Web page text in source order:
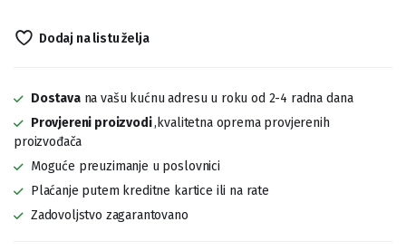
Dodaj na listu želja
Dostavana vašu kućnu adresu u roku od 2-4 radna dana
Provjereni proizvodi,kvalitetna oprema provjerenih
proizvođača
Moguće preuzimanje u poslovnici
Plaćanje putem kreditne kartice ili na rate
Zadovoljstvo zagarantovano